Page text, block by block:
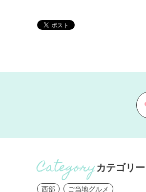
カテゴリー
西部 ご当地グルメ